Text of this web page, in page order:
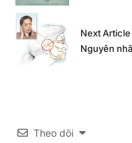
Next Article
Nguyên
Theo dõi